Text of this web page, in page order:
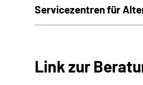
Servicezentren für
Link zur